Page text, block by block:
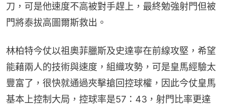
刀，可是他速度不高被對手趕上，最終勉強射門但被
門將泰拔高圖爾斯救出。
林柏特今仗以祖奧菲臘斯及史達寧在前線攻堅，希望
能藉兩人的技術與速度，組織攻勢，可是皇馬經驗太
豐富了，很快就通過夾擊搶回控球權，因此今仗皇馬
基本上控制大局，控球率是57：43，射門比率更達